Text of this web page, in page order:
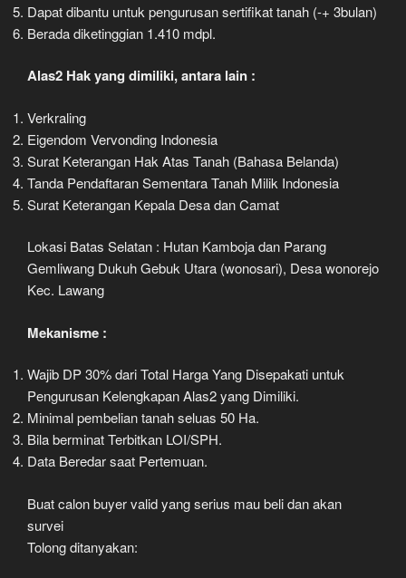
Dapat dibantu untuk pengurusan sertifikat tanah (-+ 3bulan)
Berada diketinggian 1.410 mdpl.
Alas2 Hak yang dimiliki, antara lain :
Verkraling
Eigendom Vervonding Indonesia
Surat Keterangan Hak Atas Tanah (Bahasa Belanda)
Tanda Pendaftaran Sementara Tanah Milik Indonesia
Surat Keterangan Kepala Desa dan Camat
Lokasi Batas Selatan : Hutan Kamboja dan Parang
Gemliwang Dukuh Gebuk Utara (wonosari), Desa wonorejo
Kec. Lawang
Mekanisme :
Wajib DP 30% dari Total Harga Yang Disepakati untuk
Pengurusan Kelengkapan Alas2 yang Dimiliki.
Minimal pembelian tanah seluas 50 Ha.
Bila berminat Terbitkan LOI/SPH.
Data Beredar saat Pertemuan.
Buat calon buyer valid yang serius mau beli dan akan
survei
Tolong ditanyakan: